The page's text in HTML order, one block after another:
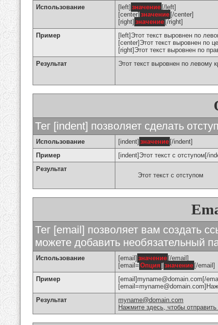
Использование [left] значение [/left]
[center] значение [/center]
[right] значение [/right]
Пример
[left]Этот текст выровнен по
[center]Этот текст выровнен по
[right]Этот текст выровнен по
Результат
Этот текст выровнен по левому
Тег [indent] позволяет сделать
Использование [indent] значение [/indent]
Пример
[indent]Этот текст с отступом[/
Результат
Этот текст с отступом
Тег [email] позволяет вам создать
можете добавить необязательный
Использование [email] значение [/email]
[email= Опция ] значение [/email]
Пример
[email]myname@domain.com[/
Результат
myname@domain.com
Нажмите здесь, чтобы